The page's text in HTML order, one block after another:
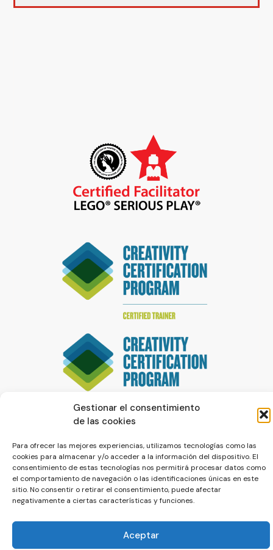
Gestionar el consentimiento
de las cookies
Para ofrecer las mejores experiencias, utilizamos tecnologías como las
cookies para almacenar y/o acceder a la información del dispositivo. El
consentimiento de estas tecnologías nos permitirá procesar datos como
el comportamiento de navegación o las identificaciones únicas en este
sitio. No consentir o retirar el consentimiento, puede afectar
negativamente a ciertas características y funciones.
Aceptar
© La Servilleta - El Blog de Paco Prieto
Política de cookiesPolítica de privacidad